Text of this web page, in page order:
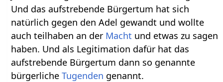
Und das aufstrebende Bürgertum hat sich
natürlich gegen den Adel gewandt und wollte
auch teilhaben an der Macht und etwas zu sagen
haben. Und als Legitimation dafür hat das
aufstrebende Bürgertum dann so genannte
bürgerlicheTugenden genannt.